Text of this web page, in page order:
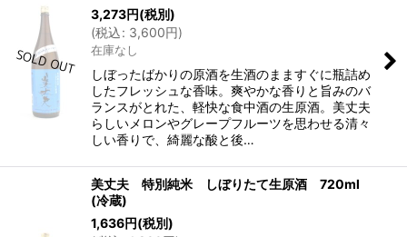
3,273円(税別)
(税込: 3,600円)
在庫なし
しぼったばかりの原酒を生酒のまますぐに瓶詰め
したフレッシュな香味。爽やかな香りと旨みのバ
ランスがとれた、軽快な食中酒の生原酒。美丈夫
らしいメロンやグレープフルーツを思わせる清々
しい香りで、綺麗な酸と後…
美丈夫 特別純米 しぼりたて生原酒 720ml
(冷蔵)
1,636円(税別)